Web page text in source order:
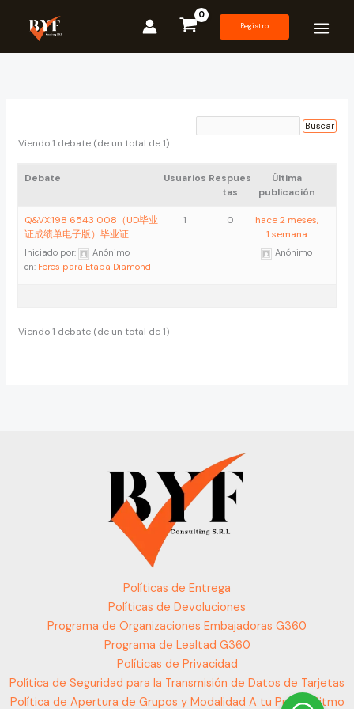
contenido
Registro
Viendo 1 debate (de un total de 1)
Debate Usuarios Respues
tas
Última
publicación
Q&VX:198 6543 008（UD毕业
证成绩单电子版）毕业证
Iniciado por:
Anónimo
en: Foros para Etapa Diamond
1 0
hace 2 meses,
1 semana
Anónimo
Viendo 1 debate (de un total de 1)
Políticas de Entrega
Políticas de Devoluciones
Programa de Organizaciones Embajadoras G360
Programa de Lealtad G360
Políticas de Privacidad
Política de Seguridad para la Transmisión de Datos de Tarjetas
Política de Apertura de Grupos y Modalidad A tu Propio Ritmo